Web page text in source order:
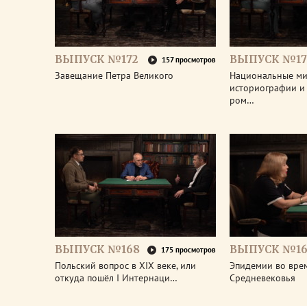
ВЫПУСК №172 157 просмотров
Завещание Петра Великого
ВЫПУСК
Национальные
историографии
ром…
ВЫПУСК №168 175 просмотров
Польский вопрос в XIX веке, или
откуда пошёл I Интернаци…
ВЫПУСК
Эпидемии во
Средневековья